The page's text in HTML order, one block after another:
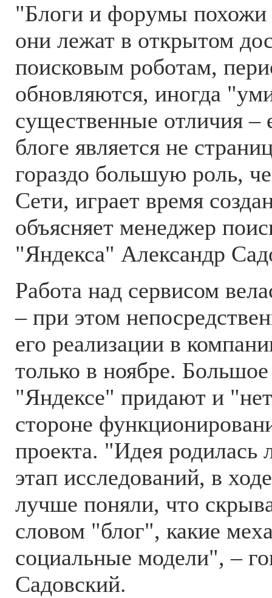
"Блоги и форумы похожи
они лежат в открытом
поисковым роботам,
обновляются, иногда
существенные отличия –
блоге является не
гораздо большую роль,
Сети, играет время
объясняет менеджер
"Яндекса" Александр
Работа над сервисом
– при этом
его реализации в
только в ноябре.
"Яндексе" придают и
стороне
проекта. "Идея родилась
этап исследований, в
лучше поняли, что
словом "блог", какие
социальные модели", –
Садовский.